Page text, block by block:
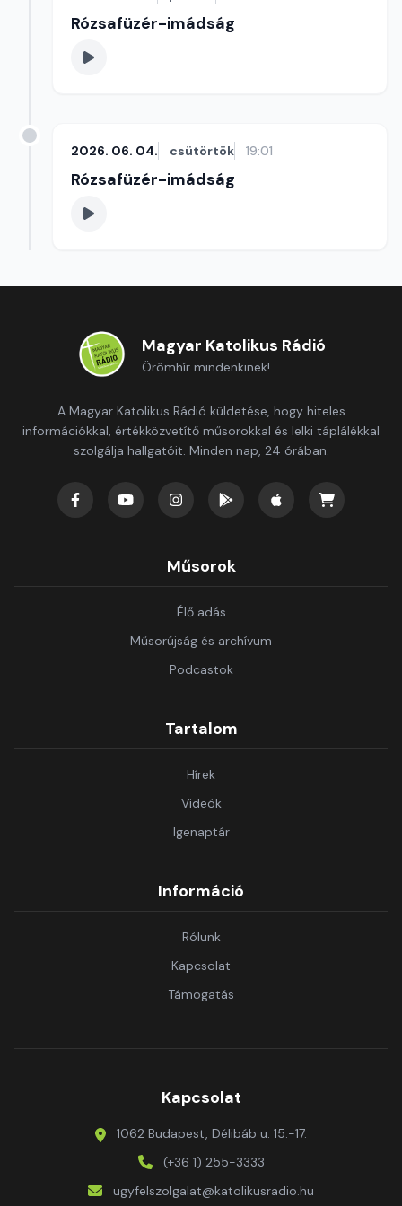
Rózsafüzér-imádság
2026. 06. 04. csütörtök 19:01
Rózsafüzér-imádság
Magyar Katolikus Rádió
Örömhír mindenkinek!
A Magyar Katolikus Rádió küldetése, hogy hiteles
információkkal, értékközvetítő műsorokkal és lelki táplálékkal
szolgálja hallgatóit. Minden nap, 24 órában.
Műsorok
Élő adás
Műsorújság és archívum
Podcastok
Tartalom
Hírek
Videók
Igenaptár
Információ
Rólunk
Kapcsolat
Támogatás
Kapcsolat
1062 Budapest, Délibáb u. 15.-17.
(+36 1) 255-3333
ugyfelszolgalat@katolikusradio.hu